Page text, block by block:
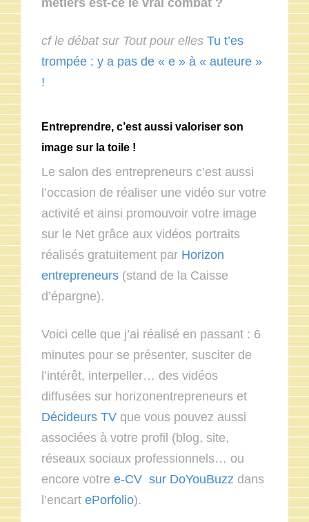
métiers est-ce le vrai combat ?
cf le débat sur Tout pour elles Tu t’es
trompée : y a pas de « e » à « auteure »
!
Entreprendre, c’est aussi valoriser son
image sur la toile !
Le salon des entrepreneurs c’est aussi
l’occasion de réaliser une vidéo sur votre
activité et ainsi promouvoir votre image
sur le Net grâce aux vidéos portraits
réalisés gratuitement par Horizon
entrepreneurs (stand de la Caisse
d’épargne).
Voici celle que j’ai réalisé en passant : 6
minutes pour se présenter, susciter de
l’intérêt, interpeller… des vidéos
diffusées sur horizonentrepreneurs et
Décideurs TV que vous pouvez aussi
associées à votre profil (blog, site,
réseaux sociaux professionnels… ou
encore votre e-CV sur DoYouBuzz dans
l’encart ePorfolio).